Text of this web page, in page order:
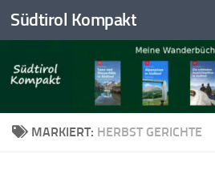
Skip to content
Südtirol Kompakt
MARKIERT: HERBST GERICHTE